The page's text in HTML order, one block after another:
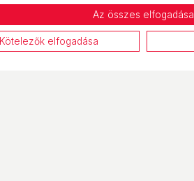
Az összes elfogadása
Kötelezők elfogadása